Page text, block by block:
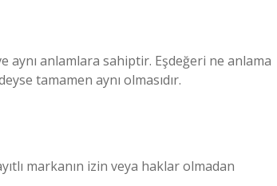
aynı anlamlara sahiptir. Eşdeğeri ne anlama
tamamen aynı olmasıdır.
markanın izin veya haklar olmadan